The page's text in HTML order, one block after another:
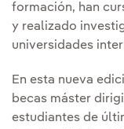
formación, han
y realizado
universidades
En esta nueva
becas máster
estudiantes de